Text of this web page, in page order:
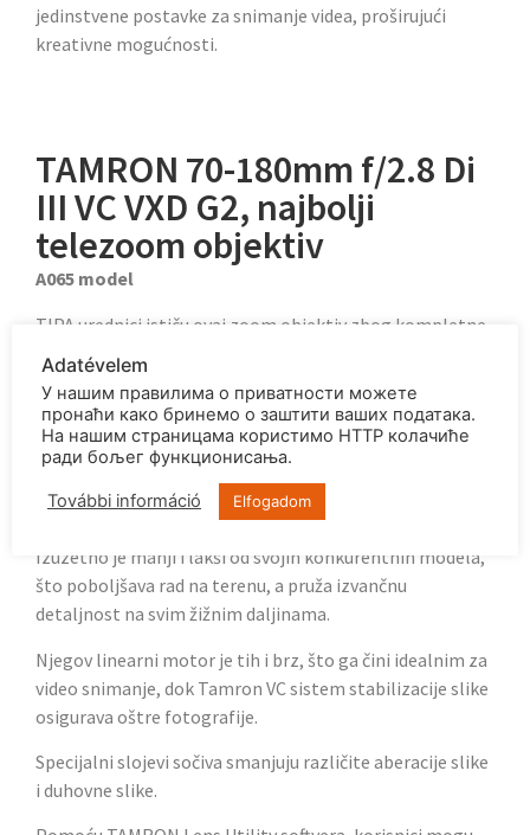
jedinstvene postavke za snimanje videa, proširujući
kreativne mogućnosti.
TAMRON 70-180mm f/2.8 Di
III VC VXD G2, najbolji
telezoom objektiv
A065 model
TIPA urednici ističu ovaj zoom objektiv zbog kompletne
optičke renovacije, koji je deo nove generacije Tamron
objektiva koji koristi Sony E-Mount bezrefleksnu
tehnologiju.
Kompatibilan je sa Eye AF, Brzim Hibridnim AF, AF
pomoćnim funkcijama, i opremljen je unapređenim VXD
motorom.
Izuzetno je manji i lakši od svojih konkurentnih modela,
što poboljšava rad na terenu, a pruža izvančnu
detaljnost na svim žižnim daljinama.
Njegov linearni motor je tih i brz, što ga čini idealnim za
video snimanje, dok Tamron VC sistem stabilizacije slike
osigurava oštre fotografije.
Specijalni slojevi sočiva smanjuju različite aberacije slike
i duhovne slike.
Adatévelem
У нашим правилима о приватности можете
пронаћи како бринемо о заштити ваших података.
На нашим страницама користимо HTTP колачиће
ради бољег функционисања.
További információ Elfogadom